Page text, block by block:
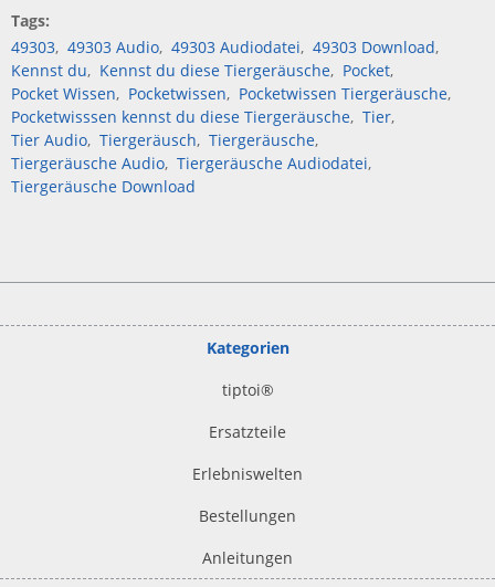
Tags
49303 49303 Audio 49303 Audiodatei
49303 Download
Kennst du
Kennst du diese Tiergeräusche
Pocket
Pocket Wissen
Pocketwissen
Pocketwissen Tiergeräusche
Pocketwisssen kennst du diese Tiergeräusche Tier
Tier Audio Tiergeräusch
Tiergeräusche
Tiergeräusche Audio Tiergeräusche Audiodatei
Tiergeräusche Download
Kategorien
tiptoi®
Ersatzteile
Erlebniswelten
Bestellungen
Anleitungen